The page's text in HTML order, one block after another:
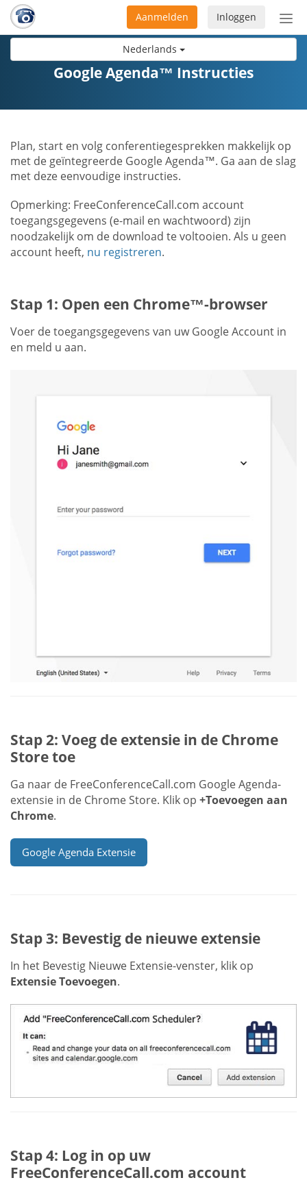
Nederlands
Inloggen
Aanmelden
Google Agenda™ Instructies
Plan, start en volg conferentiegesprekken makkelijk op
met de geïntegreerde Google Agenda™. Ga aan de slag
met deze eenvoudige instructies.
Opmerking: FreeConferenceCall.com account
toegangsgegevens (e-mail en wachtwoord) zijn
noodzakelijk om de download te voltooien. Als u geen
account heeft, nu registreren.
Stap 1: Open een Chrome™-browser
Voer de toegangsgegevens van uw Google Account in
en meld u aan.
Stap 2: Voeg de extensie in de Chrome
Store toe
Ga naar de FreeConferenceCall.com Google Agenda-
extensie in de Chrome Store. Klik op +Toevoegen aan
Chrome.
Google Agenda Extensie
Stap 3: Bevestig de nieuwe extensie
In het Bevestig Nieuwe Extensie-venster, klik op
Extensie Toevoegen.
Stap 4: Log in op uw
FreeConferenceCall.com account